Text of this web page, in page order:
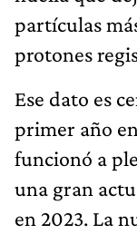
partículas
protones
Ese dato es
primer año
funcionó a
una gran
en 2023. La